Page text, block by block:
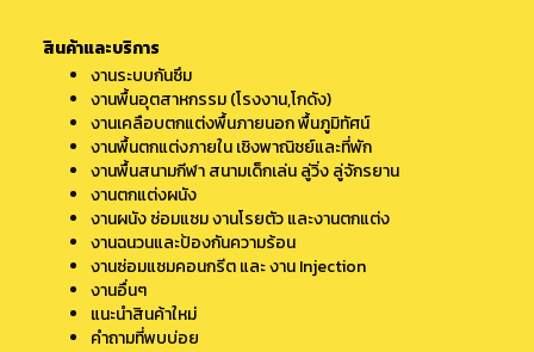
สินค้าและบริการ
งานระบบกันซึม
งานพื้นอุตสาหกรรม (โรงงาน,โกดัง)
งานเคลือบตกแต่งพื้นภายนอก พื้นภูมิทัศน์
งานพื้นตกแต่งภายใน เชิงพาณิชย์และที่พัก
งานพื้นสนามกีฬา สนามเด็กเล่น ลู่วิ่ง ลู่จักรยาน
งานตกแต่งผนัง
งานผนัง ซ่อมแซม งานโรยตัว และงานตกแต่ง
งานฉนวนและป้องกันความร้อน
งานซ่อมแซมคอนกรีต และ งาน Injection
งานอื่นๆ
แนะนำสินค้าใหม่
คำถามที่พบบ่อย